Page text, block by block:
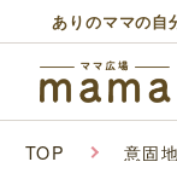
ありのママの自
TOP 意固地